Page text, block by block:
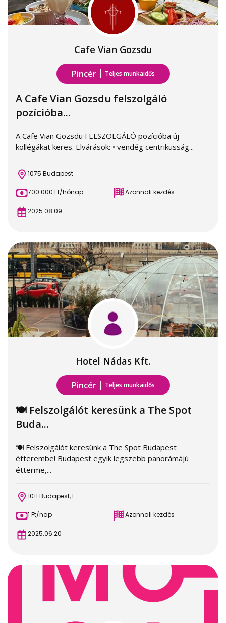
Cafe Vian Gozsdu
Pincér Teljes munkaidős
A Cafe Vian Gozsdu felszolgáló
pozícióba...
A Cafe Vian Gozsdu FELSZOLGÁLÓ pozícióba új
kollégákat keres. Elvárások: • vendég centrikusság...
1075 Budapest
700 000 Ft/hónap Azonnali kezdés
2025.08.09
Hotel Nádas Kft.
Pincér Teljes munkaidős
🍽️ Felszolgálót keresünk a The Spot
Buda...
🍽️ Felszolgálót keresünk a The Spot Budapest
étterembe! Budapest egyik legszebb panorámájú
étterme,...
1011 Budapest, I.
1 Ft/nap Azonnali kezdés
2025.06.20